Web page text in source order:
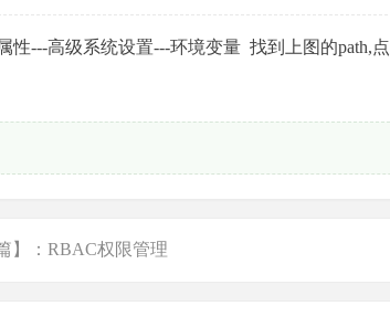
性---高级系统设置---环境变量 找到上图的path,点
】：RBAC权限管理